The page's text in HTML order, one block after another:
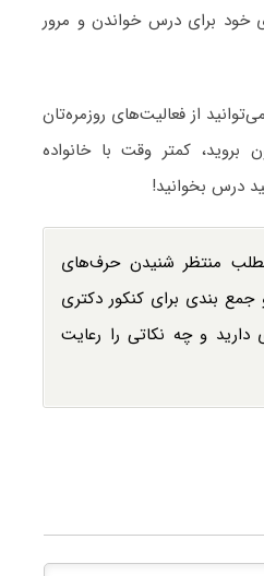
خود برای درس خواندن و مرور
از فعالیت‌های روزمره‌تان
بروید، کمتر وقت با خانواده
درس بخوانید!
منتظر شنیدن حرف‌های
جمع بندی برای کنکور دکتری
و چه نکاتی را رعایت